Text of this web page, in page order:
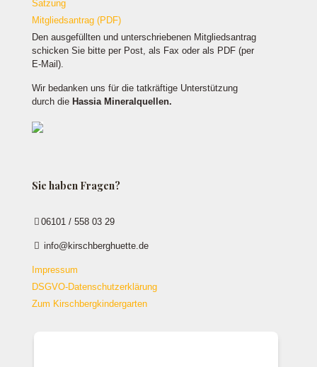
Satzung
Mitgliedsantrag (PDF)
Den ausgefüllten und unterschriebenen Mitgliedsantrag
schicken Sie bitte per Post, als Fax oder als PDF (per
E-Mail).
Wir bedanken uns für die tatkräftige Unterstützung
durch die Hassia Mineralquellen.
Sie haben Fragen?
06101 / 558 03 29
info@kirschberghuette.de
Impressum
DSGVO-Datenschutzerklärung
Zum Kirschbergkindergarten